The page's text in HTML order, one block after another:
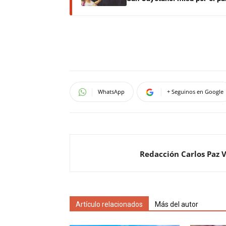
WhatsApp + Seguinos en Google
Redacción Carlos Paz
Artículo relacionados Más del autor